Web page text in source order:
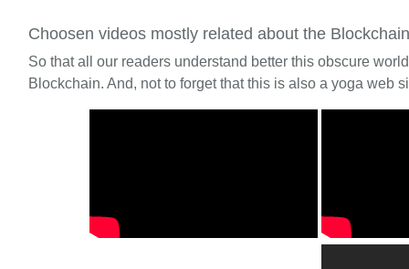
Choosen videos mostly related about the Blockchain
So that all our readers understand better this obscure
Blockchain. And, not to forget that this is also a yoga web